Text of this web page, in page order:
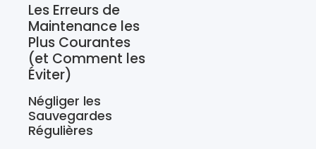
Les Erreurs de
Maintenance les
Plus Courantes
(et Comment les
Éviter)
Négliger les
Sauvegardes
Régulières